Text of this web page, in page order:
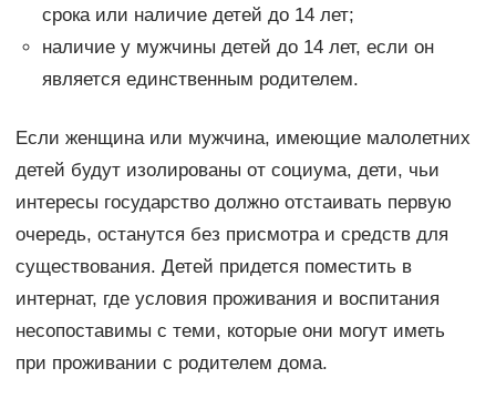
срока или наличие детей до 14 лет;
наличие у мужчины детей до 14 лет, если он
является единственным родителем.
Если женщина или мужчина, имеющие малолетних
детей будут изолированы от социума, дети, чьи
интересы государство должно отстаивать первую
очередь, останутся без присмотра и средств для
существования. Детей придется поместить в
интернат, где условия проживания и воспитания
несопоставимы с теми, которые они могут иметь
при проживании с родителем дома.